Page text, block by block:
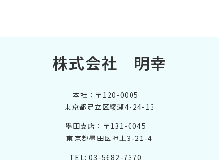
株式会社 明幸
本社：〒120-0005
東京都足立区綾瀬4-24-13
墨田支店：〒131-0045
東京都墨田区押上3-21-4
TEL: 03-5682-7370